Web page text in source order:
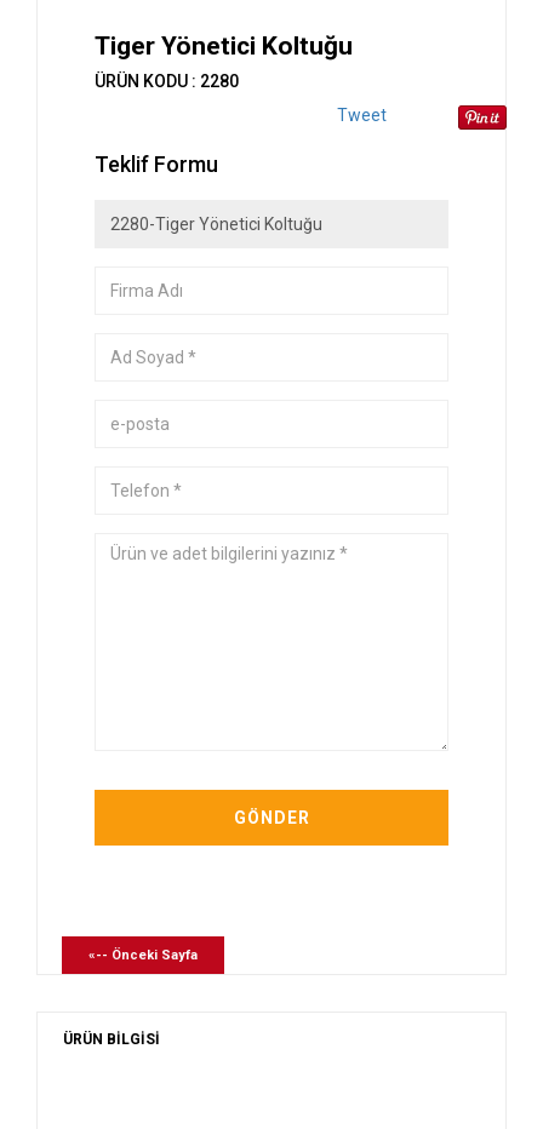
Tiger Yönetici Koltuğu
ÜRÜN KODU : 2280
Tweet
Teklif Formu
«-- Önceki Sayfa
ÜRÜN BİLGİSİ